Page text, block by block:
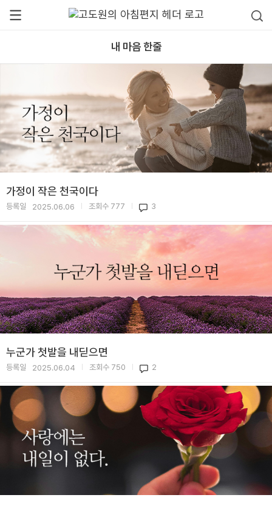
내 마음 한줄
가정이 작은 천국이다
등록일 2025.06.06 조회수 777 3
누군가 첫발을 내딛으면
등록일 2025.06.04 조회수 750 2